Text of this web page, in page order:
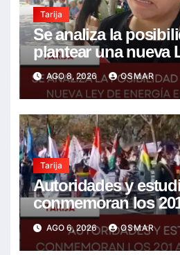
Tarija
Se analiza la
plantear una nueva
energía eléctrica
tarifa solidaria
AGO 8, 2026 OSMAR
Tarija
Autoridades y
conmemoran los
Bolivia con la
mejor futuro
AGO 6, 2026 OSMAR